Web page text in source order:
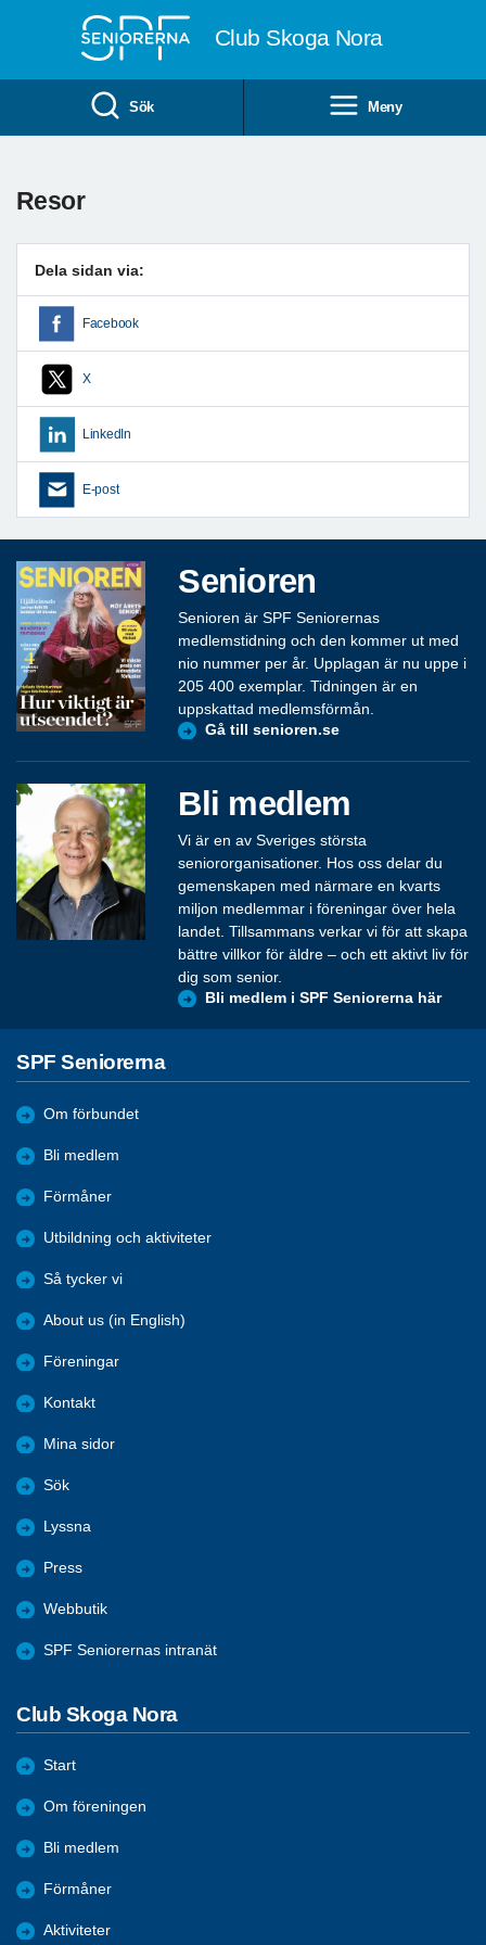
Club Skoga Nora
Sök Meny
Resor
Dela sidan via:
Facebook
X
LinkedIn
E-post
Senioren
Senioren är SPF Seniorernas
medlemstidning och den kommer ut med
nio nummer per år. Upplagan är nu uppe i
205 400 exemplar. Tidningen är en
uppskattad medlemsförmån.
Gå till senioren.se
Bli medlem
Vi är en av Sveriges största
seniororganisationer. Hos oss delar du
gemenskapen med närmare en kvarts
miljon medlemmar i föreningar över hela
landet. Tillsammans verkar vi för att skapa
bättre villkor för äldre – och ett aktivt liv för
dig som senior.
Bli medlem i SPF Seniorerna här
SPF Seniorerna
Om förbundet
Bli medlem
Förmåner
Utbildning och aktiviteter
Så tycker vi
About us (in English)
Föreningar
Kontakt
Mina sidor
Sök
Lyssna
Press
Webbutik
SPF Seniorernas intranät
Club Skoga Nora
Start
Om föreningen
Bli medlem
Förmåner
Aktiviteter